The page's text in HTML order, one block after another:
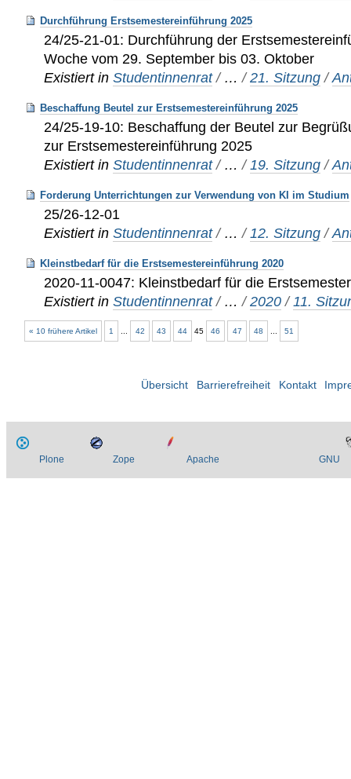
Durchführung Erstsemestereinführung 2025
24/25-21-01: Durchführung der
Woche vom 29. September bis 03. Oktober
Existiert in Studentinnenrat / …/21. Sitzung /
Beschaffung Beutel zur Erstsemestereinführung 2025
24/25-19-10: Beschaffung der Beutel zur
zur Erstsemestereinführung 2025
Existiert in Studentinnenrat / …/ 19. Sitzung /
Forderung Unterrichtungen zur Verwendung von KI im Studium
25/26-12-01
Existiert in Studentinnenrat / …/ 12. Sitzung /
Kleinstbedarf für die Erstsemestereinführung 2020
2020-11-0047: Kleinstbedarf für die
Existiert in Studentinnenrat / …/2020 / 11.
« 10 frühere Artikel 1 42 43 44 45 46 47 48 51
Übersicht Barrierefreiheit Kontakt
Plone Zope Apache GNU